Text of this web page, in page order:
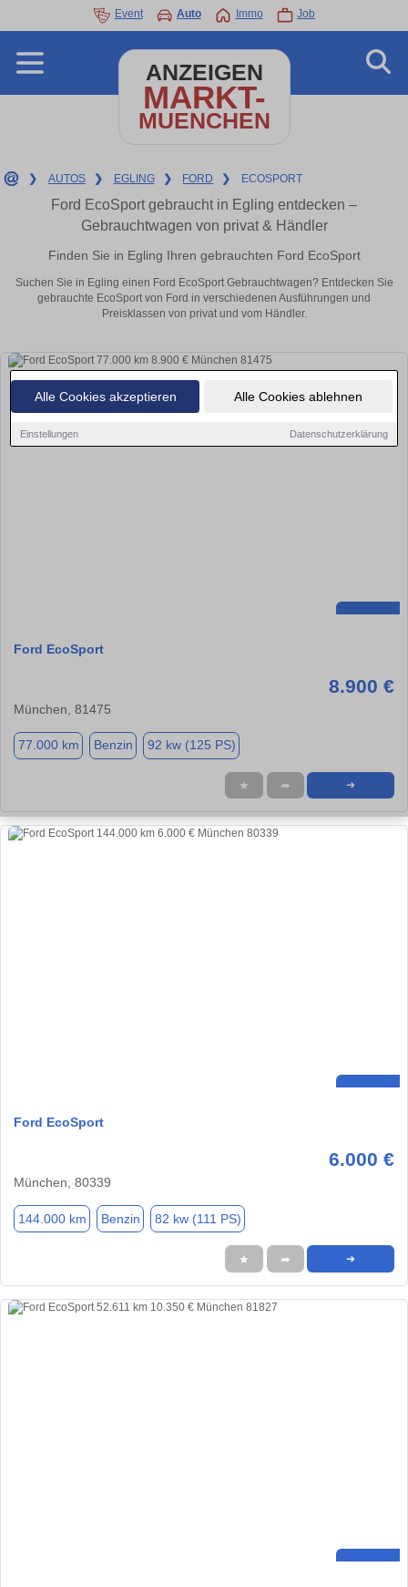
Alle Cookies akzeptieren Alle Cookies ablehnen
Einstellungen Datenschutzerklärung
Event Auto Immo Job
ANZEIGEN
MARKT-
MUENCHEN
❯ AUTOS ❯ EGLING ❯ FORD ❯ ECOSPORT
Ford EcoSport gebraucht in Egling entdecken –
Gebrauchtwagen von privat & Händler
Finden Sie in Egling Ihren gebrauchten Ford EcoSport
Suchen Sie in Egling einen Ford EcoSport Gebrauchtwagen? Entdecken Sie
gebrauchte EcoSport von Ford in verschiedenen Ausführungen und
Preisklassen von privat und vom Händler.
Ford EcoSport
8.900 €
München, 81475
77.000 km Benzin 92 kw (125 PS)
★ ➦ ➜
Ford EcoSport
6.000 €
München, 80339
144.000 km Benzin 82 kw (111 PS)
★ ➦ ➜